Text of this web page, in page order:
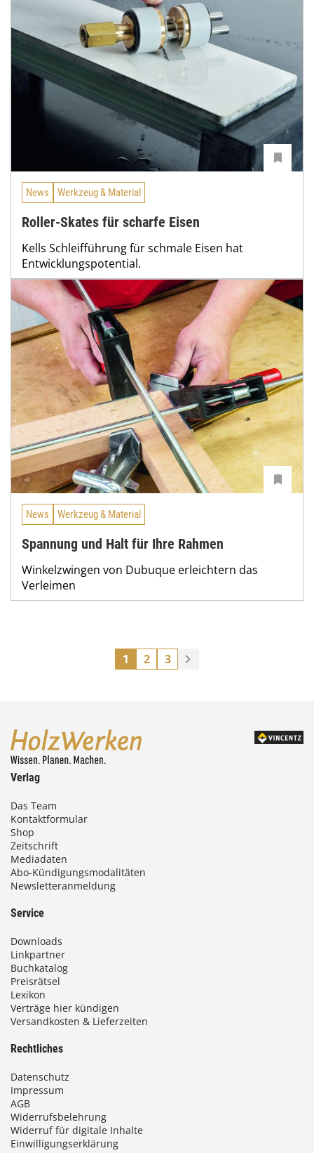
News Werkzeug & Material
Roller-Skates für scharfe Eisen
Kells Schleifführung für schmale Eisen hat
Entwicklungspotential.
News Werkzeug & Material
Spannung und Halt für Ihre Rahmen
Winkelzwingen von Dubuque erleichtern das
Verleimen
1 2 3
Verlag
Das Team
Kontaktformular
Shop
Zeitschrift
Mediadaten
Abo-Kündigungsmodalitäten
Newsletteranmeldung
Service
Downloads
Linkpartner
Buchkatalog
Preisrätsel
Lexikon
Verträge hier kündigen
Versandkosten & Lieferzeiten
Rechtliches
Datenschutz
Impressum
AGB
Widerrufsbelehrung
Widerruf für digitale Inhalte
Einwilligungserklärung